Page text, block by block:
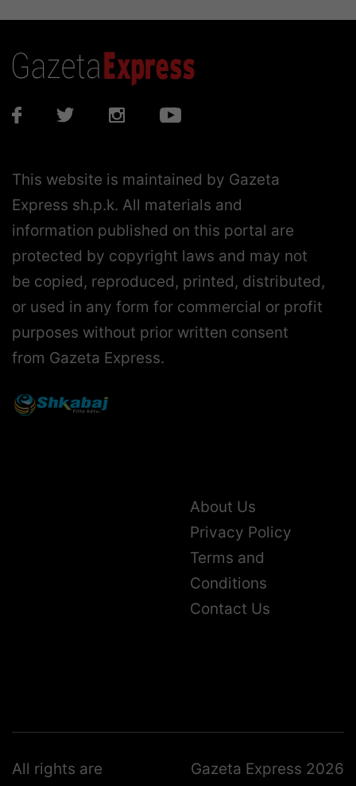
This website is maintained by Gazeta
Express sh.p.k. All materials and
information published on this portal are
protected by copyright laws and may not
be copied, reproduced, printed, distributed,
or used in any form for commercial or profit
purposes without prior written consent
from Gazeta Express.
About Us
Privacy Policy
Terms and
Conditions
Contact Us
All rights are
Gazeta Express 2026